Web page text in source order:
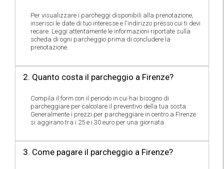
Per visualizzare i parcheggi disponibili alla prenotazione,
inserisci le date di tuo interesse e l'indirizzo presso cui ti devi
recare. Leggi attentamente le informazioni riportate sulla
scheda di ogni parcheggio prima di concludere la
prenotazione.
2. Quanto costa il parcheggio a Firenze?
Compila il form con il periodo in cui hai bisogno di
parcheggiare per calcolare il preventivo della tua sosta.
Generalmente i prezzi per parcheggiare in centro a Firenze
si aggirano tra i 25 e i 30 euro per una giornata.
3. Come pagare il parcheggio a Firenze?